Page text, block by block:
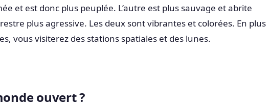
et est donc plus peuplée. L’autre est plus sauvage et abrite
plus agressive. Les deux sont vibrantes et colorées. En plus
vous visiterez des stations spatiales et des lunes.
ouvert ?